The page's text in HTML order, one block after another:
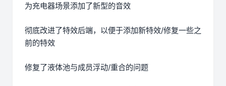
为充电器场景添加了新型的音效
彻底改进了特效后端，以便于添加新特效/修复一些之
前的特效
修复了液体池与成员浮动/重合的问题